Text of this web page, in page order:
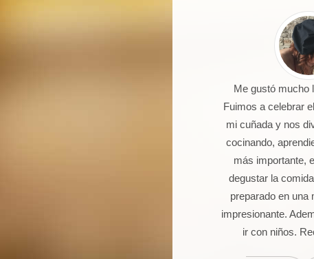
Me gustó mucho
Fuimos a celebrar
mi cuñada y nos
cocinando,
más importante,
degustar la
preparado en una
impresionante.
ir con niños.